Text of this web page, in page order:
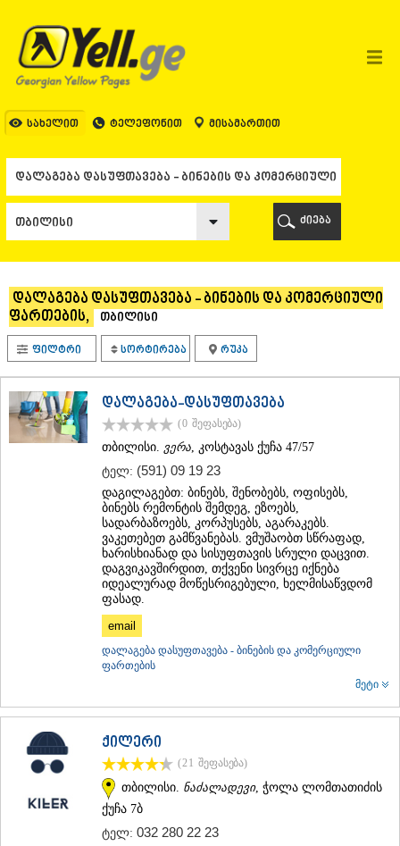
სახელით ტელეფონით მისამართით
ᲗᲑᲘᲚᲘᲡᲘ
ᲗᲑᲘᲚᲘᲡᲘ
ᲐᲤᲮᲐᲖᲔᲗᲘ
ᲒᲐᲚᲘ
ᲑᲐᲗᲣᲛᲘ
ᲥᲝᲑᲣᲚᲔᲗᲘ
ᲨᲣᲐᲮᲔᲕᲘ
ᲩᲐᲥᲕᲘ
ᲝᲖᲣᲠᲒᲔᲗᲘ
ᲩᲝᲮᲐᲢᲐᲣᲠᲘ
ᲣᲠᲔᲙᲘ
ᲘᲛᲔᲠᲔᲗᲘ
ᲑᲐᲦᲓᲐᲗᲘ
ᲕᲐᲜᲘ
ᲖᲔᲡᲢᲐᲤᲝᲜᲘ
ᲗᲔᲠᲯᲝᲚᲐ
ᲡᲐᲛᲢᲠᲔᲓᲘᲐ
ᲓᲔᲓᲝᲤᲚᲘᲡᲬᲧᲐᲠᲝ
ᲧᲕᲐᲠᲔᲚᲘ
ᲬᲜᲝᲠᲘ
ᲛᲪᲮᲔᲗᲐ–ᲛᲗᲘᲐᲜᲔᲗᲘ
ᲓᲣᲨᲔᲗᲘ
ᲗᲘᲐᲜᲔᲗᲘ
ᲛᲪᲮᲔᲗᲐ
ᲡᲢᲔᲤᲐᲜᲬᲛᲘᲜᲓᲐ (ᲧᲐᲖᲑᲔᲒᲘ)
ძიება
დალაგება დასუფთავება - ბინების და კომერციული
ფართების,
თბილისი
ფილტრი სორტირება რუკა
დალაგება-დასუფთავება
(0 შეფასება)
თბილისი. ვერა, კოსტავას ქუჩა 47/57
ტელ: (591) 09 19 23
დაგილაგებთ: ბინებს, შენობებს, ოფისებს,
ბინებს რემონტის შემდეგ, ეზოებს,
სადარბაზოებს, კორპუსებს, აგარაკებს.
ვაკეთებეთ გამწვანებას. ვმუშაობთ სწრაფად,
ხარისხიანად და სისუფთავის სრული დაცვით.
დაგვიკავშირდით, თქვენი სივრცე იქნება
იდეალურად მოწესრიგებული, ხელმისაწვდომ
ფასად.
email
დალაგება დასუფთავება - ბინების და კომერციული
ფართების
მეტი
ქილერი
(21 შეფასება)
თბილისი. ნაძალადევი, ჭოლა ლომთათიძის
ქუჩა 7ბ
ტელ: 032 280 22 23